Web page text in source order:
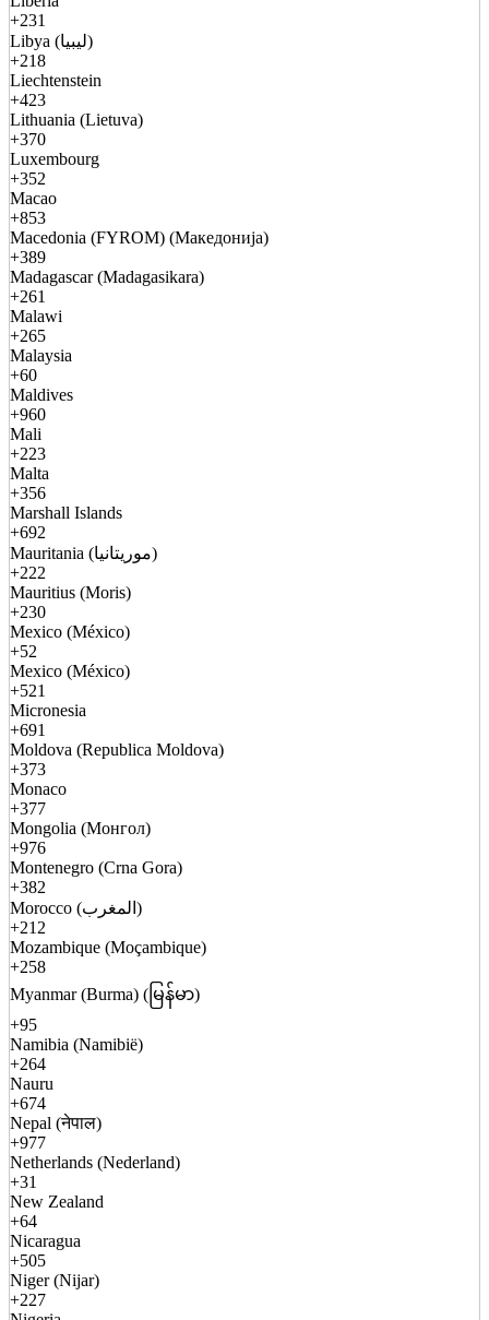
+231
Libya (ليبيا)
+218
Liechtenstein
+423
Lithuania (Lietuva)
+370
Luxembourg
+352
Macao
+853
Macedonia (FYROM) (Македонија)
+389
Madagascar (Madagasikara)
+261
Malawi
+265
Malaysia
+60
Maldives
+960
Mali
+223
Malta
+356
Marshall Islands
+692
Mauritania (موريتانيا)
+222
Mauritius (Moris)
+230
Mexico (México)
+52
Mexico (México)
+521
Micronesia
+691
Moldova (Republica Moldova)
+373
Monaco
+377
Mongolia (Монгол)
+976
Montenegro (Crna Gora)
+382
Morocco (المغرب)
+212
Mozambique (Moçambique)
+258
Myanmar (Burma) (မြန်မာ)
+95
Namibia (Namibië)
+264
Nauru
+674
Nepal (नेपाल)
+977
Netherlands (Nederland)
+31
New Zealand
+64
Nicaragua
+505
Niger (Nijar)
+227